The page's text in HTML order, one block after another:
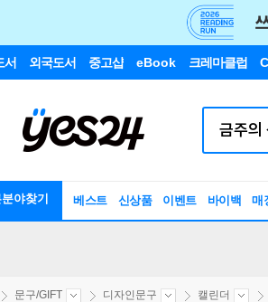
서 외국도서 중고샵 eBook 크레마클럽
야찾기 베스트 신상품 이벤트 바이백 매
문구/GIFT 디자인문구 캘린더